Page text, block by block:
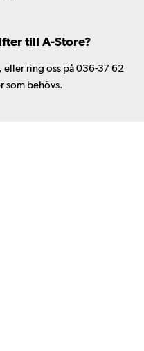
till A-Store?
eller ring oss på 036-37 62
som behövs.